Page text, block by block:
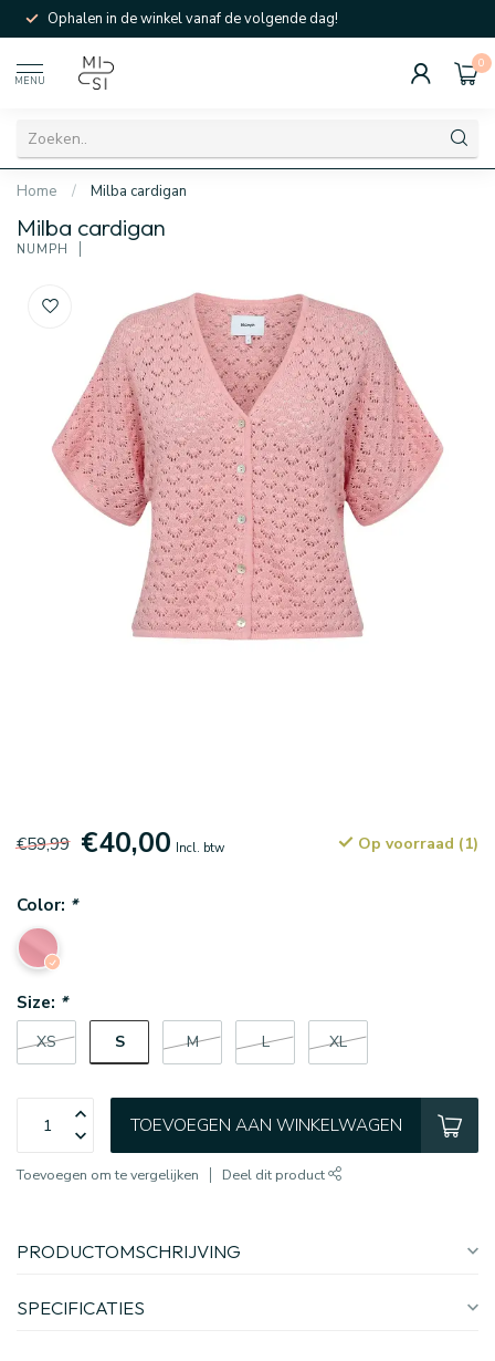
Ophalen in de winkel vanaf de volgende dag!
MENU
0
Home / Milba cardigan
Milba cardigan
NÜMPH
€59,99 €40,00 Incl. btw Op voorraad (1)
Color: *
Size: *
XS S M L XL
TOEVOEGEN AAN WINKELWAGEN
Toevoegen om te vergelijken Deel dit product
PRODUCTOMSCHRIJVING
SPECIFICATIES